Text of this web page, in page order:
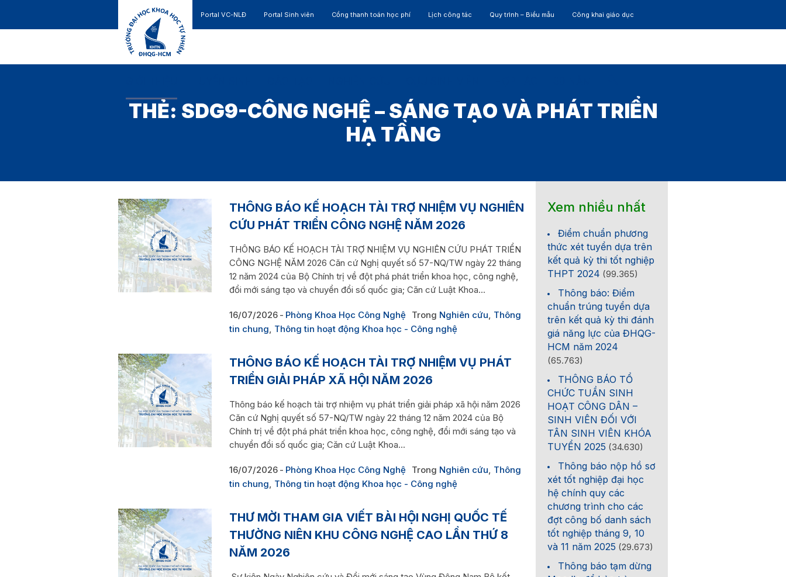
Portal VC-NLĐ Portal Sinh viên Cổng thanh toán học phí Lịch công tác Quy trình – Biểu mẫu Công khai giáo dục
THẺ: SDG9-CÔNG NGHỆ – SÁNG TẠO VÀ PHÁT TRIỂN
HẠ TẦNG
THÔNG BÁO KẾ HOẠCH TÀI TRỢ NHIỆM VỤ NGHIÊN
CỨU PHÁT TRIỂN CÔNG NGHỆ NĂM 2026
THÔNG BÁO KẾ HOẠCH TÀI TRỢ NHIỆM VỤ NGHIÊN CỨU PHÁT TRIỂN
CÔNG NGHỆ NĂM 2026 Căn cứ Nghị quyết số 57-NQ/TW ngày 22 tháng
12 năm 2024 của Bộ Chính trị về đột phá phát triển khoa học, công nghệ,
đổi mới sáng tạo và chuyển đổi số quốc gia; Căn cứ Luật Khoa...
16/07/2026 Phòng Khoa Học Công Nghệ Trong Nghiên cứu, Thông
tin chung, Thông tin hoạt động Khoa học - Công nghệ
THÔNG BÁO KẾ HOẠCH TÀI TRỢ NHIỆM VỤ PHÁT
TRIỂN GIẢI PHÁP XÃ HỘI NĂM 2026
Thông báo kế hoạch tài trợ nhiệm vụ phát triển giải pháp xã hội năm 2026
Căn cứ Nghị quyết số 57-NQ/TW ngày 22 tháng 12 năm 2024 của Bộ
Chính trị về đột phá phát triển khoa học, công nghệ, đổi mới sáng tạo và
chuyển đổi số quốc gia; Căn cứ Luật Khoa...
16/07/2026 Phòng Khoa Học Công Nghệ Trong Nghiên cứu, Thông
tin chung, Thông tin hoạt động Khoa học - Công nghệ
THƯ MỜI THAM GIA VIẾT BÀI HỘI NGHỊ QUỐC TẾ
THƯỜNG NIÊN KHU CÔNG NGHỆ CAO LẦN THỨ 8
NĂM 2026
Xem nhiều nhất
Điểm chuẩn phương
thức xét tuyển dựa trên
kết quả kỳ thi tốt nghiệp
THPT 2024 (99.365)
Thông báo: Điểm
chuẩn trúng tuyển dựa
trên kết quả kỳ thi đánh
giá năng lực của ĐHQG-
HCM năm 2024
(65.763)
THÔNG BÁO TỔ
CHỨC TUẦN SINH
HOẠT CÔNG DÂN –
SINH VIÊN ĐỐI VỚI
TÂN SINH VIÊN KHÓA
TUYỂN 2025 (34.630)
Thông báo nộp hồ sơ
xét tốt nghiệp đại học
hệ chính quy các
chương trình cho các
đợt công bố danh sách
tốt nghiệp tháng 9, 10
và 11 năm 2025 (29.673)
Thông báo tạm dừng